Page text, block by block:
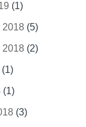
(1)
2018(5)
2018(2)
(1)
(3)